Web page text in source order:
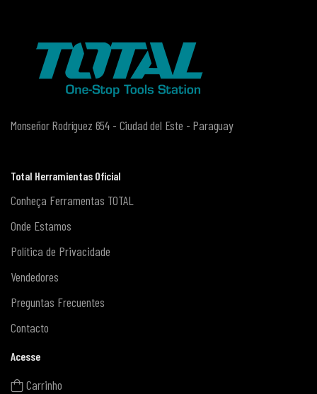
Monseñor Rodríguez 654 - Ciudad del Este - Paraguay
Total Herramientas Oficial
Conheça Ferramentas TOTAL
Onde Estamos
Política de Privacidade
Vendedores
Preguntas Frecuentes
Contacto
Acesse
Carrinho